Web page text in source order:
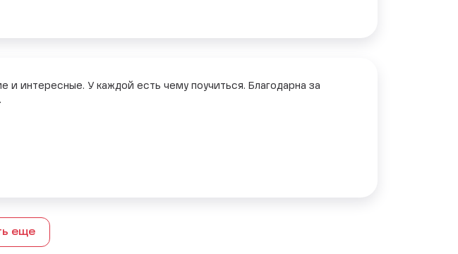
интересные. У каждой есть чему поучиться. Благодарна за
еще